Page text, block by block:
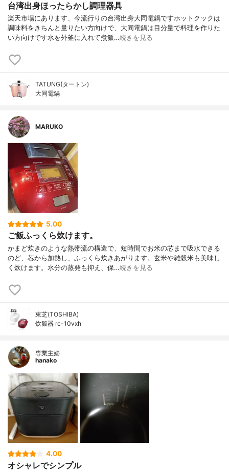
台湾出身ほったらかし調理器具
楽天市場にあります、今流行りの台湾出身大同電鍋ですホットクックは
調味料をきちんと量りたい方向けで、大同電鍋は目分量で料理を作りた
い方向けです水を外釜に入れて煮飯…続きを見る
TATUNG(タートン)
大同電鍋
MARUKO
5.00
ご飯ふっくら炊けます。
かまど炊きのような熱帯流の構造で、短時間でお米の芯まで吸水できる
のど、芯から加熱し、ふっくら炊きあがります。玄米や雑穀米も美味し
く炊けます。水分の蒸発も抑え、保…続きを見る
東芝(TOSHIBA)
炊飯器 rc-10vxh
専業主婦
hanako
4.00
オシャレでシンプル